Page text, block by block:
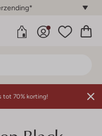
tot 70% korting!